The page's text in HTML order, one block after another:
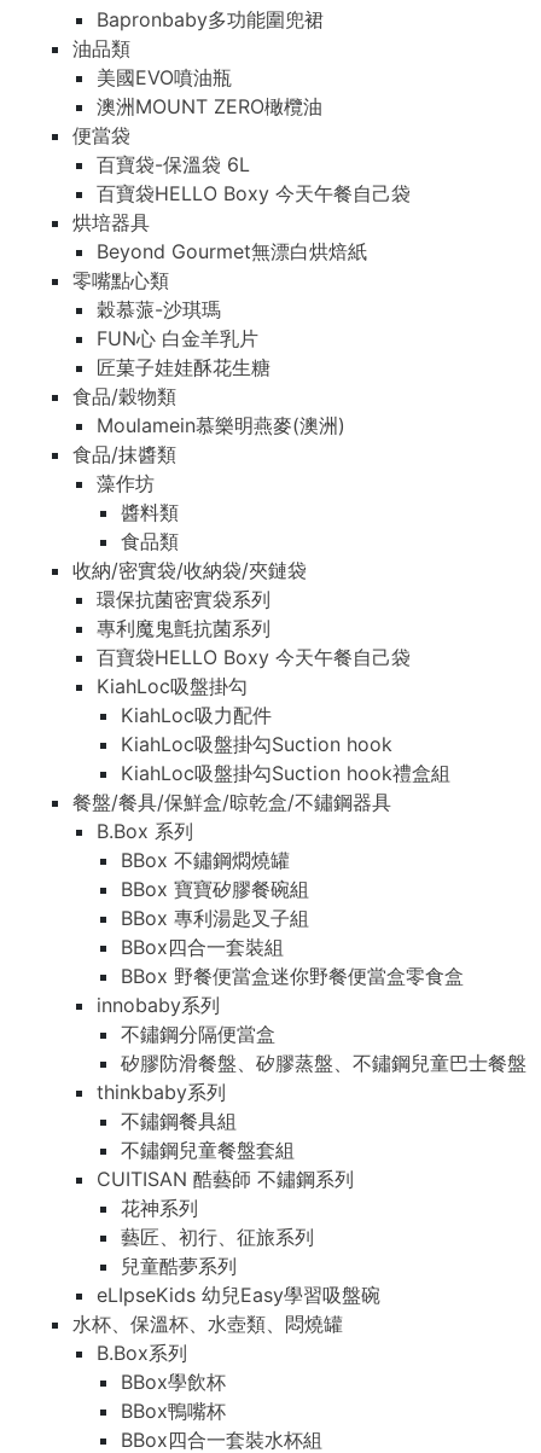
Bapronbaby多功能圍兜裙
油品類
美國EVO噴油瓶
澳洲MOUNT ZERO橄欖油
便當袋
百寶袋-保溫袋 6L
百寶袋HELLO Boxy 今天午餐自己袋
烘培器具
Beyond Gourmet無漂白烘焙紙
零嘴點心類
穀慕蒎-沙琪瑪
FUN心 白金羊乳片
匠菓子娃娃酥花生糖
食品/穀物類
Moulamein慕樂明燕麥(澳洲)
食品/抹醬類
藻作坊
醬料類
食品類
收納/密實袋/收納袋/夾鏈袋
環保抗菌密實袋系列
專利魔鬼氈抗菌系列
百寶袋HELLO Boxy 今天午餐自己袋
KiahLoc吸盤掛勾
KiahLoc吸力配件
KiahLoc吸盤掛勾Suction hook
KiahLoc吸盤掛勾Suction hook禮盒組
餐盤/餐具/保鮮盒/晾乾盒/不鏽鋼器具
B.Box 系列
BBox 不鏽鋼燜燒罐
BBox 寶寶矽膠餐碗組
BBox 專利湯匙叉子組
BBox四合一套裝組
BBox 野餐便當盒迷你野餐便當盒零食盒
innobaby系列
不鏽鋼分隔便當盒
矽膠防滑餐盤、矽膠蒸盤、不鏽鋼兒童巴士餐盤
thinkbaby系列
不鏽鋼餐具組
不鏽鋼兒童餐盤套組
CUITISAN 酷藝師 不鏽鋼系列
花神系列
藝匠、初行、征旅系列
兒童酷夢系列
eLIpseKids 幼兒Easy學習吸盤碗
水杯、保溫杯、水壺類、悶燒罐
B.Box系列
BBox學飲杯
BBox鴨嘴杯
BBox四合一套裝水杯組